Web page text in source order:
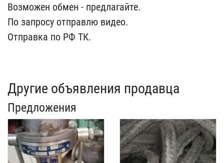
Возм​ожен обмен - предлагайте​.
По запросу отправлю ви​део.
Отправка по РФ ТК.
Другие объявления продавца
Предложения